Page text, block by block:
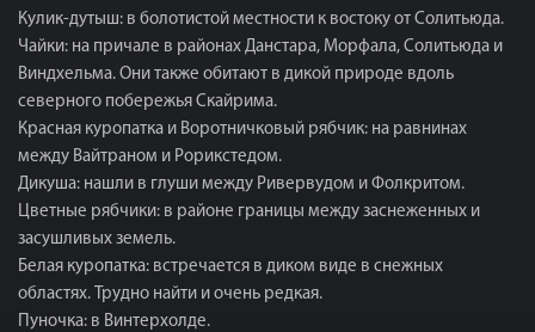
Кулик-дутыш: в болотистой местности к востоку от Солитьюда.
Чайки: на причале в районах Данстара, Морфала, Солитьюда и
Виндхельма. Они также обитают в дикой природе вдоль
северного побережья Скайрима.
Красная куропатка и Воротничковый рябчик: на равнинах
между Вайтраном и Рорикстедом.
Дикуша: нашли в глуши между Ривервудом и Фолкритом.
Цветные рябчики: в районе границы между заснеженных и
засушливых земель.
Белая куропатка: встречается в диком виде в снежных
областях. Трудно найти и очень редкая.
Пуночка: в Винтерхолде.